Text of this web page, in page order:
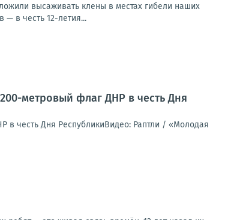
высаживать клены в местах гибели наших
в честь 12-летия...
метровый флаг ДНР в честь Дня
в честь Дня РеспубликиВидео: Раптли / «Молодая